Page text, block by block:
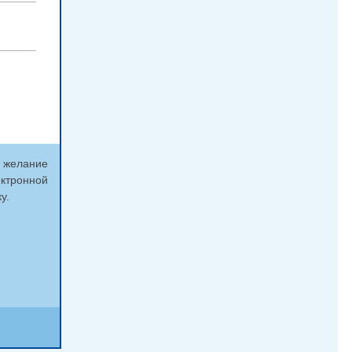
желание